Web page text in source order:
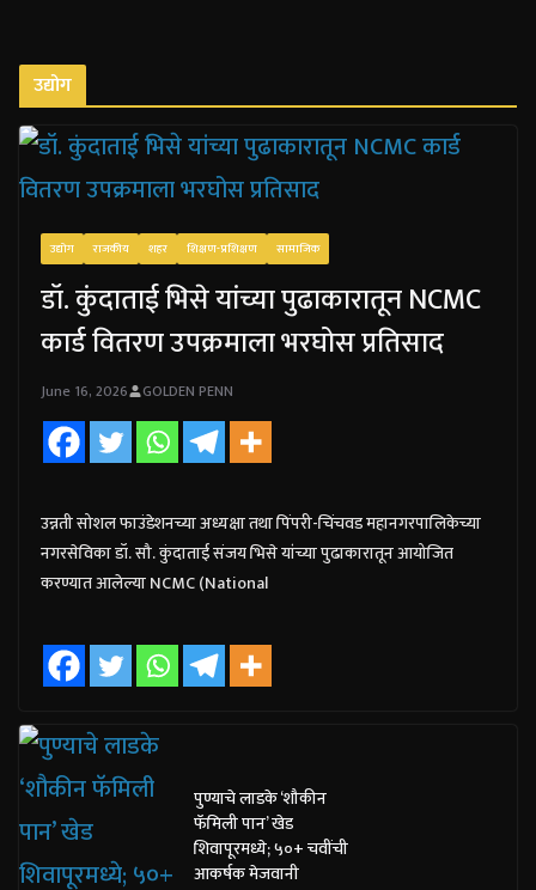
उद्योग
उद्योग राजकीय शहर शिक्षण-प्रशिक्षण सामाजिक
डॉ. कुंदाताई भिसे यांच्या पुढाकारातून NCMC
कार्ड वितरण उपक्रमाला भरघोस प्रतिसाद
June 16, 2026 GOLDEN PENN
उन्नती सोशल फाउंडेशनच्या अध्यक्षा तथा पिंपरी-चिंचवड महानगरपालिकेच्या
नगरसेविका डॉ. सौ. कुंदाताई संजय भिसे यांच्या पुढाकारातून आयोजित
करण्यात आलेल्या NCMC (National
पुण्याचे लाडके ‘शौकीन
फॅमिली पान’ खेड
शिवापूरमध्ये; ५०+ चवींची
आकर्षक मेजवानी